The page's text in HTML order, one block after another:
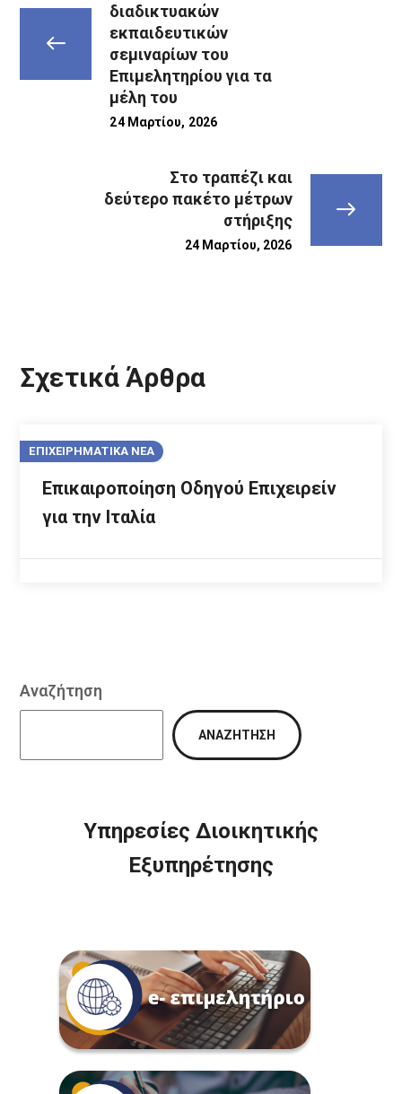
διαδικτυακών
εκπαιδευτικών
σεμιναρίων του
Επιμελητηρίου για τα
μέλη του
24 Μαρτίου, 2026
Στο τραπέζι και
δεύτερο πακέτο μέτρων
στήριξης
24 Μαρτίου, 2026
Σχετικά Άρθρα
ΕΠΙΧΕΙΡΗΜΑΤΙΚΑ ΝΕΑ
Επικαιροποίηση Οδηγού Επιχειρείν
για την Ιταλία
Αναζήτηση
ΑΝΑΖΉΤΗΣΗ
Υπηρεσίες Διοικητικής
Εξυπηρέτησης